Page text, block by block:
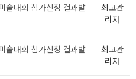
술대회 참가신청 결과발
최고관
리자
술대회 참가신청 결과발
최고관
리자